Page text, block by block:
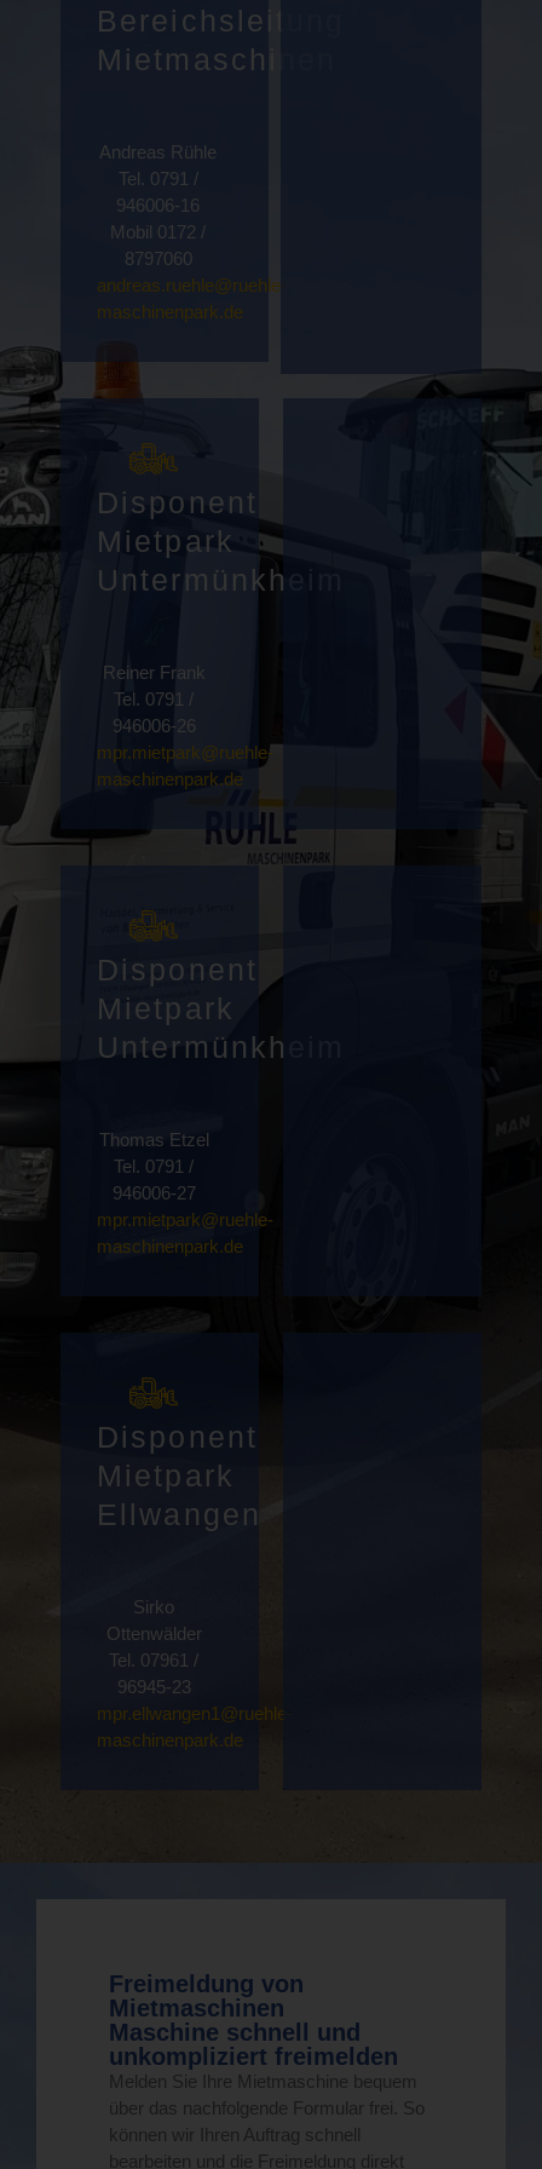
Bereichsleitung
Mietmaschinen
Andreas Rühle
Tel. 0791 /
946006-16
Mobil 0172 /
8797060
andreas.ruehle@ruehle-
maschinenpark.de
Disponent
Mietpark
Untermünkheim
Reiner Frank
Tel. 0791 /
946006-26
mpr.mietpark@ruehle-
maschinenpark.de
Disponent
Mietpark
Untermünkheim
Thomas Etzel
Tel. 0791 /
946006-27
mpr.mietpark@ruehle-
maschinenpark.de
Disponent
Mietpark
Ellwangen
Sirko
Ottenwälder
Tel. 07961 /
96945-23
mpr.ellwangen1@ruehle-
maschinenpark.de
Freimeldung von
Mietmaschinen
Maschine schnell und
unkompliziert freimelden
Melden Sie Ihre Mietmaschine bequem
über das nachfolgende Formular frei. So
können wir Ihren Auftrag schnell
bearbeiten und die Freimeldung direkt